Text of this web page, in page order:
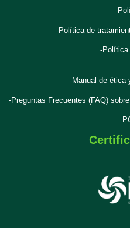
-
-Política de
-Política
-Manual de ética
-Preguntas Frecuentes (FAQ)
–